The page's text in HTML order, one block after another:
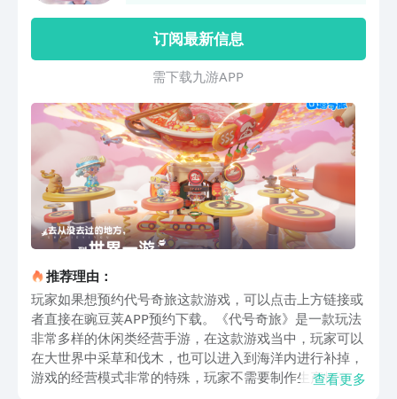
订阅最新信息
需 下 载 九 游 A P P
推荐理由：
玩家如果想预约代号奇旅这款游戏，可以点击上方链接或
者直接在豌豆荚APP预约下载。《代号奇旅》是一款玩法
非常多样的休闲类经营手游，在这款游戏当中，玩家可以
在大世界中采草和伐木，也可以进入到海洋内进行补掉，
游戏的经营模式非常的特殊，玩家不需要制作生产物资，
查看更多